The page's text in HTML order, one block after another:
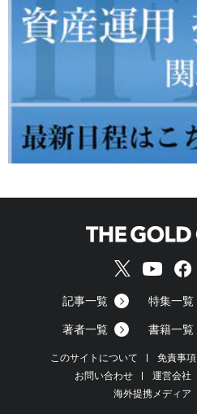
記事一覧 特集一覧
著者一覧 書籍一覧
このサイトについて 免責事項
お問い合わせ
運営会社
海外提携メディア